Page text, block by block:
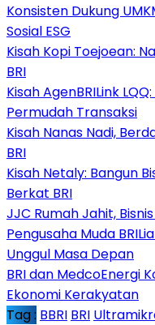
Konsisten Dukung
Sosial ESG
Kisah Kopi Toejoean:
BRI
Kisah AgenBRILink
Permudah Transaksi
Kisah Nanas Nadi,
BRI
Kisah Netaly: Bangun
Berkat BRI
JJC Rumah Jahit,
Pengusaha Muda
Unggul Masa Depan
BRI dan MedcoEnergi
Ekonomi Kerakyatan
Tag : BBRI BRI